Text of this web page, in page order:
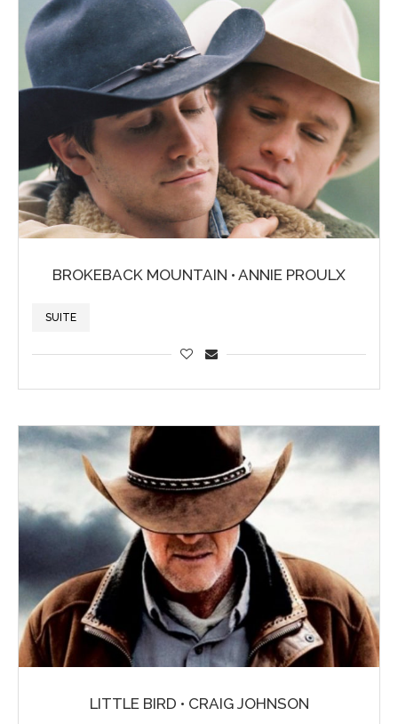
BROKEBACK MOUNTAIN • ANNIE PROULX
SUITE
LITTLE BIRD • CRAIG JOHNSON